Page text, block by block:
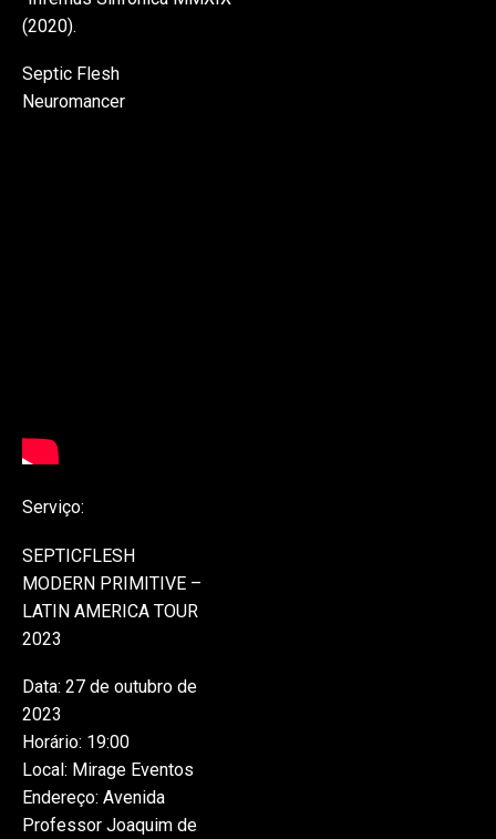
(2020).
Septic Flesh
Neuromancer
Serviço:
SEPTICFLESH
MODERN PRIMITIVE –
LATIN AMERICA TOUR
2023
Data: 27 de outubro de
2023
Horário: 19:00
Local: Mirage Eventos
Endereço: Avenida
Professor Joaquim de